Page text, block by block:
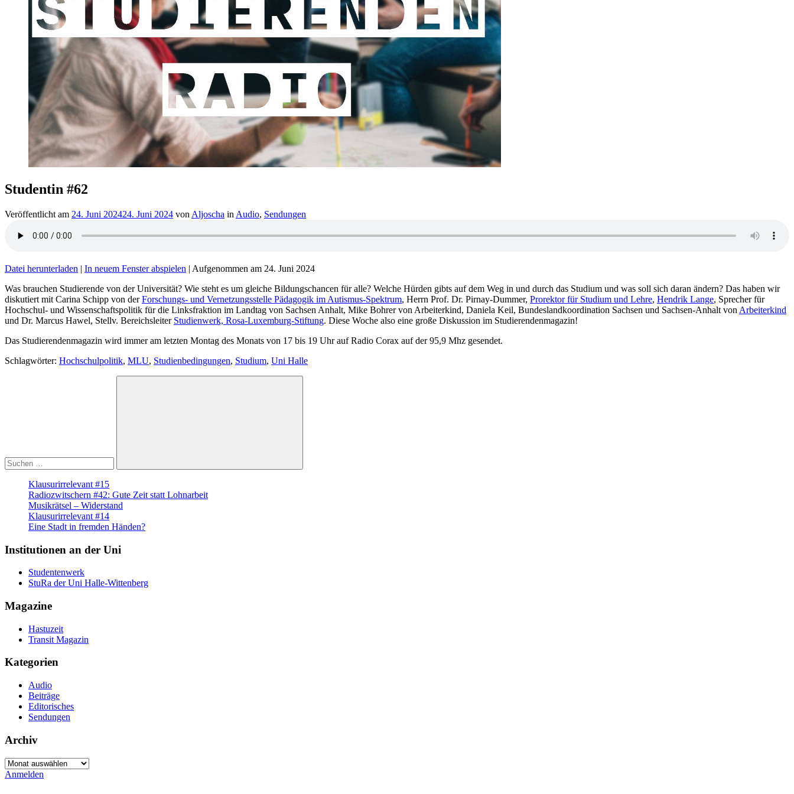
Studentin #62
Veröffentlicht am 24. Juni 202424. Juni 2024 von Aljoscha in Audio, Sendungen
Datei herunterladen | In neuem Fenster abspielen | Aufgenommen am 24. Juni 2024
Was brauchen Studierende von der Universität? Wie steht es um gleiche Bildungschancen für alle? Welche Hürden gibts auf dem Weg in und durch das Studium und was soll sich daran ändern? Das haben wir
diskutiert mit Carina Schipp von derForschungs- und Vernetzungsstelle Pädagogik im Autismus-Spektrum, Herrn Prof. Dr. Pirnay-Dummer, Prorektor für Studium und Lehre, Hendrik Lange, Sprecher für
Hochschul- und Wissenschaftspolitik für die Linksfraktion im Landtag von Sachsen Anhalt, Mike Bohrer von Arbeiterkind, Daniela Keil, Bundeslandkoordination Sachsen und Sachsen-Anhalt von Arbeiterkind
und Dr. Marcus Hawel, Stellv. Bereichsleiter Studienwerk, Rosa-Luxemburg-Stiftung. Diese Woche also eine große Diskussion im Studierendenmagazin!
Das Studierendenmagazin wird immer am letzten Montag des Monats von 17 bis 19 Uhr auf Radio Corax auf der 95,9 Mhz gesendet.
Schlagwörter: Hochschulpolitik, MLU, Studienbedingungen, Studium, Uni Halle
Suchen
Klausurirrelevant #15
Radiozwitschern #42: Gute Zeit statt Lohnarbeit
Musikrätsel – Widerstand
Klausurirrelevant #14
Eine Stadt in fremden Händen?
Institutionen an der Uni
Studentenwerk
StuRa der Uni Halle-Wittenberg
Magazine
Hastuzeit
Transit Magazin
Kategorien
Audio
Beiträge
Editorisches
Sendungen
Archiv
Archiv
Anmelden